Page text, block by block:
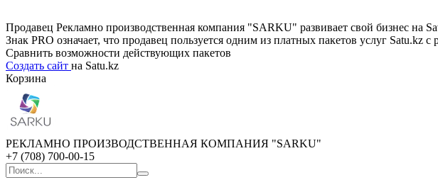
Продавец Рекламно производственная компания "SARKU" развивает свой бизнес на
Знак PRO означает, что продавец пользуется одним из платных пакетов услуг
Сравнить возможности действующих пакетов
Создать сайт на Satu.kz
Корзина
РЕКЛАМНО ПРОИЗВОДСТВЕННАЯ КОМПАНИЯ "SARKU"
+7 (708) 700-00-15